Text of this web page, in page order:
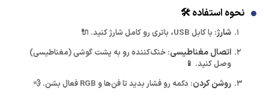
نحوه استفاده 🛠️
شارژ: با کابل USB، باتری رو کامل شارژ کنید. 🔌
اتصال مغناطیسی: خنک‌کننده رو به پشت گوشی (مغناطیسی)
وصل کنید. 📱
روشن کردن: دکمه رو فشار بدید تا فن‌ها و RGB فعال بشن. 💨